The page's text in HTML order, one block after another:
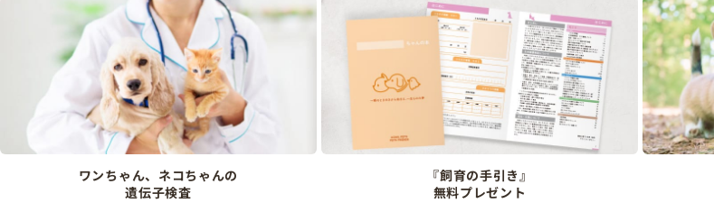
ワンちゃん、ネコちゃんの
遺伝子検査
『飼育の手引き』
無料プレゼント